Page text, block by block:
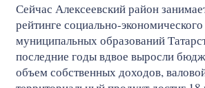
Сейчас Алексеевский район
рейтинге социально-
муниципальных образований
последние годы вдвое выросли
объем собственных доходов,